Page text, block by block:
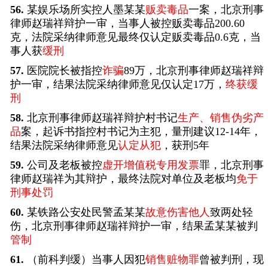
56. 某娱乐场所实控人墨某某贩卖毒品一案，北京刑事
律师赵瑞祥辩护一审，当事人被控贩卖毒品200.60
克，法院采纳律师意见最终仅认定贩卖毒品0.6克，当
事人获缓刑
57. 医院院长被指控诈骗89万，北京刑事律师赵瑞祥辩
护一审，结果法院采纳律师意见仅认定17万， 终获缓
刑
58. 北京刑事律师赵瑞祥辩护村书记生产、销售伪劣产
品案，起诉书指控村书记为主犯，量刑建议12-14年，
结果法院采纳律师意见认定从犯 ，获刑5年
59. 公司及老板被控虚开增值税专用发票罪，北京刑事
律师赵瑞祥为其辩护，最终法院对单位及老板均免于
刑事处罚
60. 某铁路公安处民警孟某某故意伤害他人 致两处轻
伤，北京刑事律师赵瑞祥辩护一审，结果孟某某被判
管制
61.
（前科判缓）当事人因犯销售赃物罪曾被判刑，现